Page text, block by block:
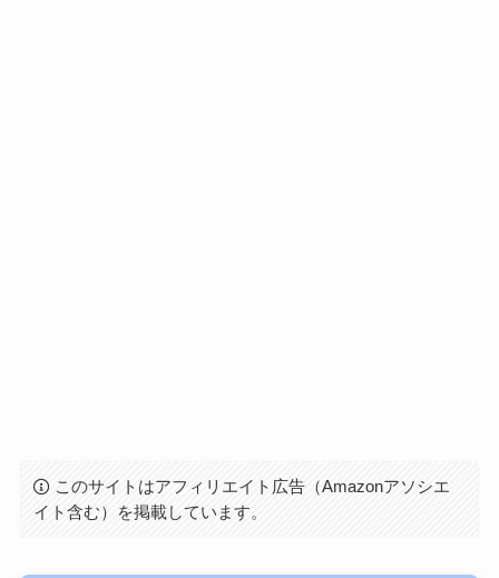
このサイトはアフィリエイト広告（Amazonアソシエ
イト含む）を掲載しています。